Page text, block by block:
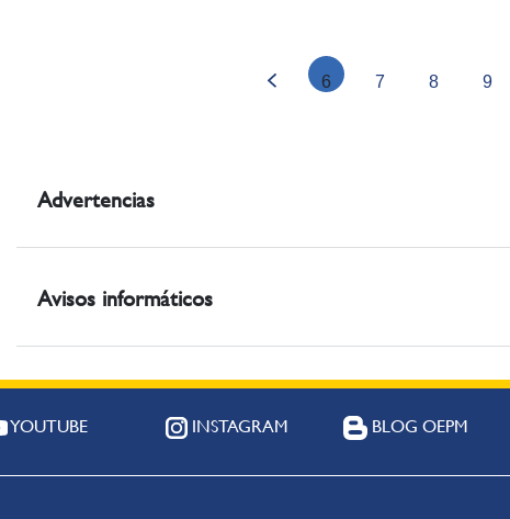
6 7 8 9
Advertencias
Avisos informáticos
YOUTUBE INSTAGRAM BLOG OEPM